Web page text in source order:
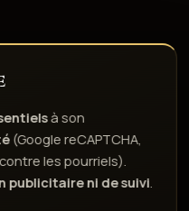
Conditions d'utilisation
Politique de témoins
à son
(Google reCAPTCHA,
les pourriels).
publicitaire ni de suivi.